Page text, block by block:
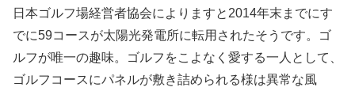
日本ゴルフ場経営者協会によりますと2014年末までにす
でに59コースが太陽光発電所に転用されたそうです。ゴ
ルフが唯一の趣味。ゴルフをこよなく愛する一人として、
ゴルフコースにパネルが敷き詰められる様は異常な風